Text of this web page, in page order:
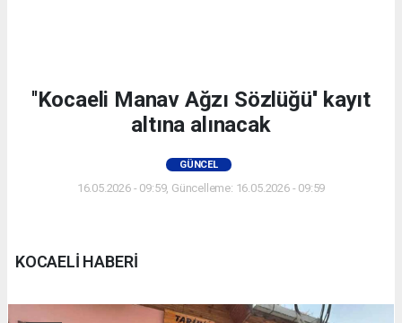
''Kocaeli Manav Ağzı Sözlüğü'' kayıt
altına alınacak
GÜNCEL
16.05.2026 - 09:59, Güncelleme: 16.05.2026 - 09:59
KOCAELİ HABERİ